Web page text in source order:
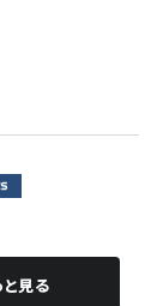
見る